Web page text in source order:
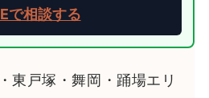
で相談する
東戸塚・舞岡・踊場エリ